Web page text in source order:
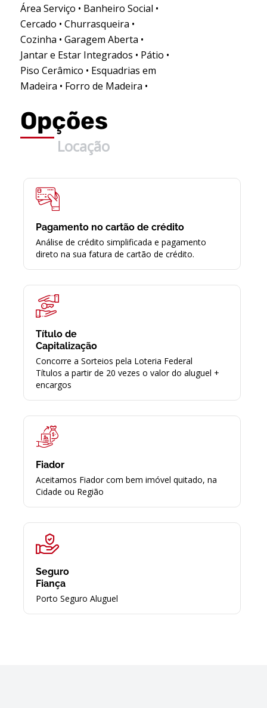
Área Serviço • Banheiro Social •
Cercado • Churrasqueira •
Cozinha • Garagem Aberta •
Jantar e Estar Integrados • Pátio •
Piso Cerâmico • Esquadrias em
Madeira • Forro de Madeira •
Opções
Locação
Pagamento no cartão de crédito
Análise de crédito simplificada e pagamento
direto na sua fatura de cartão de crédito.
Título de
Capitalização
Concorre a Sorteios pela Loteria Federal
Títulos a partir de 20 vezes o valor do aluguel +
encargos
Fiador
Aceitamos Fiador com bem imóvel quitado, na
Cidade ou Região
Seguro
Fiança
Porto Seguro Aluguel